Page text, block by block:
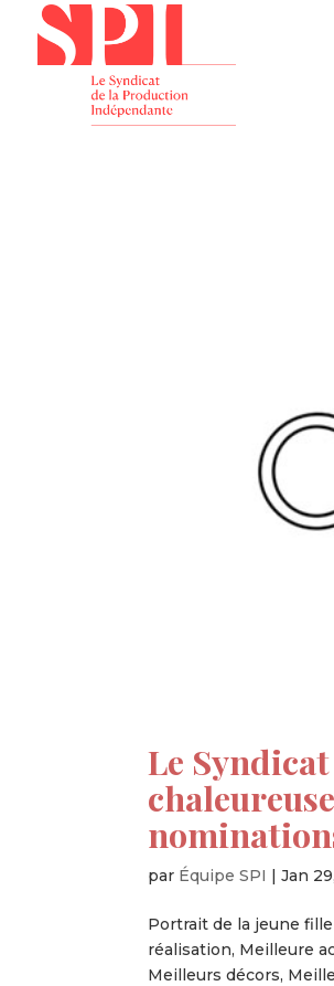
Le
par Équipe SPI |Jan
Portrait de la jeune
réalisation, Meilleure
Meilleurs décors,